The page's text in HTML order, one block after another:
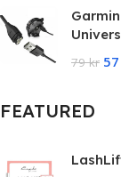
79kr 57
FEATURED